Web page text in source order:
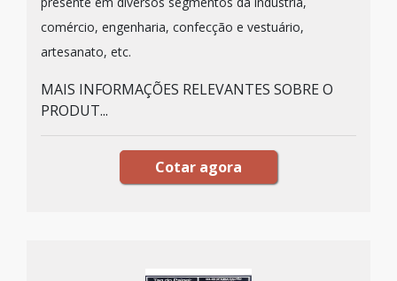
comércio, engenharia, confecção e vestuário,
artesanato, etc.
MAIS INFORMAÇÕES RELEVANTES SOBRE O
PRODUT...
Cotar agora